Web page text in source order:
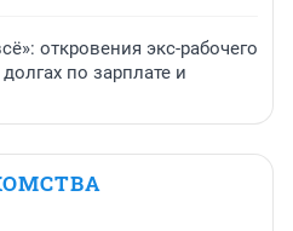
откровения экс-рабочего
по зарплате и